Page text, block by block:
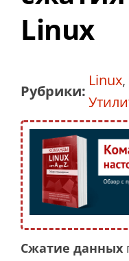
Linux
Рубрики:
Linux,
Сжатие данных